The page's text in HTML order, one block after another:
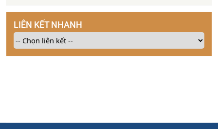
LIÊN KẾT NHANH